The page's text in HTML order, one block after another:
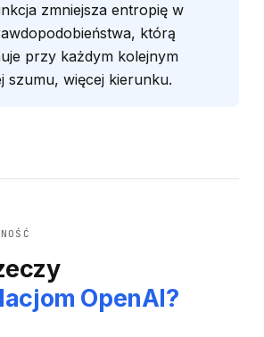
zmniejsza entropię w
którą
przy każdym kolejnym
szumu, więcej kierunku.
OpenAI?